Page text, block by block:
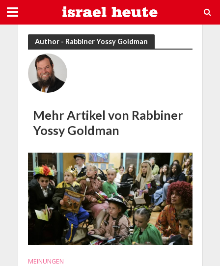
Author - Rabbiner Yossy Goldman
Mehr Artikel von Rabbiner
Yossy Goldman
MEINUNGEN